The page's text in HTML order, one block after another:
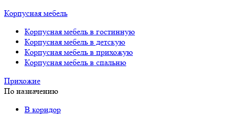
Корпусная мебель
Корпусная мебель в гостинную
Корпусная мебель в детскую
Корпусная мебель в прихожую
Корпусная мебель в спальню
Прихожие
По назначению
В коридор